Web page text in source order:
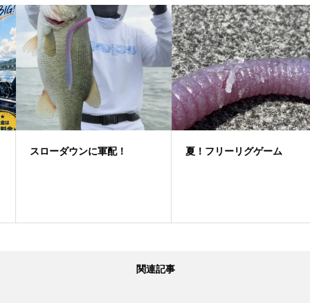
スローダウンに軍配！ 夏！フリーリグゲーム
関連記事